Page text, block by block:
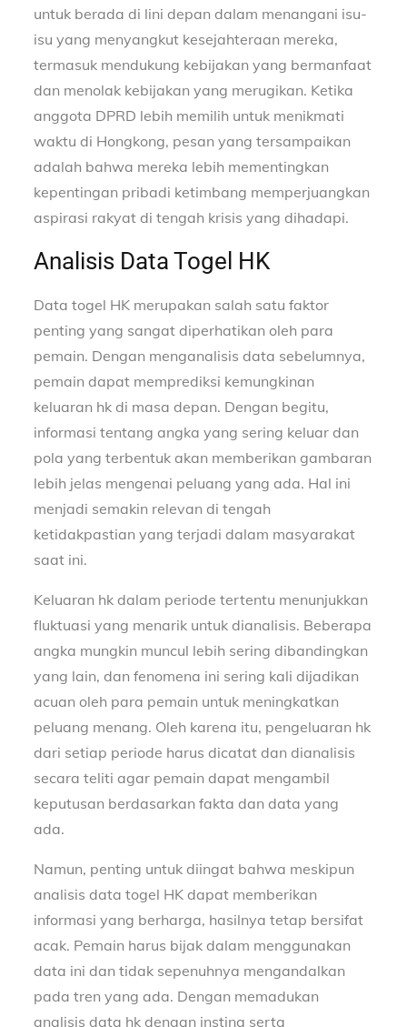
untuk berada di lini depan dalam menangani isu-
isu yang menyangkut kesejahteraan mereka,
termasuk mendukung kebijakan yang bermanfaat
dan menolak kebijakan yang merugikan. Ketika
anggota DPRD lebih memilih untuk menikmati
waktu di Hongkong, pesan yang tersampaikan
adalah bahwa mereka lebih mementingkan
kepentingan pribadi ketimbang memperjuangkan
aspirasi rakyat di tengah krisis yang dihadapi.
Analisis Data Togel HK
Data togel HK merupakan salah satu faktor
penting yang sangat diperhatikan oleh para
pemain. Dengan menganalisis data sebelumnya,
pemain dapat memprediksi kemungkinan
keluaran hk di masa depan. Dengan begitu,
informasi tentang angka yang sering keluar dan
pola yang terbentuk akan memberikan gambaran
lebih jelas mengenai peluang yang ada. Hal ini
menjadi semakin relevan di tengah
ketidakpastian yang terjadi dalam masyarakat
saat ini.
Keluaran hk dalam periode tertentu menunjukkan
fluktuasi yang menarik untuk dianalisis. Beberapa
angka mungkin muncul lebih sering dibandingkan
yang lain, dan fenomena ini sering kali dijadikan
acuan oleh para pemain untuk meningkatkan
peluang menang. Oleh karena itu, pengeluaran hk
dari setiap periode harus dicatat dan dianalisis
secara teliti agar pemain dapat mengambil
keputusan berdasarkan fakta dan data yang
ada.
Namun, penting untuk diingat bahwa meskipun
analisis data togel HK dapat memberikan
informasi yang berharga, hasilnya tetap bersifat
acak. Pemain harus bijak dalam menggunakan
data ini dan tidak sepenuhnya mengandalkan
pada tren yang ada. Dengan memadukan
analisis data hk dengan insting serta